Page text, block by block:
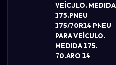
VEÍCULO. MEDIDA
175.PNEU
175/70R14 PNEU
PARA VEÍCULO.
MEDIDA 175.
70.ARO 14